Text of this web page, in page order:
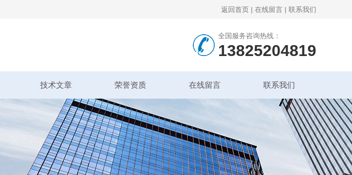
返回首页 | 在线留言 | 联系我们
全国服务咨询热线：
13825204819
技术文章 荣誉资质 在线留言 联系我们